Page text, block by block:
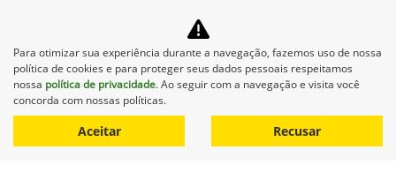
No trânsito, enxergar o outro
salva vidas.
Para otimizar sua experiência durante a navegação, fazemos uso de nossa
política de cookies e para proteger seus dados pessoais respeitamos
nossa política de privacidade. Ao seguir com a navegação e visita você
concorda com nossas políticas.
Aceitar Recusar